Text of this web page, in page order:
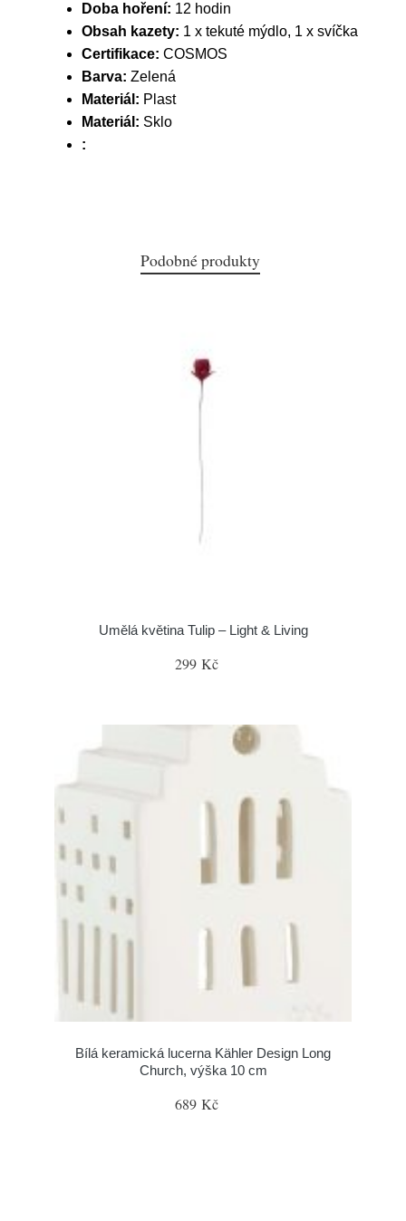
Doba hoření: 12 hodin
Obsah kazety: 1 x tekuté mýdlo, 1 x svíčka
Certifikace: COSMOS
Barva: Zelená
Materiál: Plast
Materiál: Sklo
:
Podobné produkty
Umělá květina Tulip – Light & Living
299 Kč
Bílá keramická lucerna Kähler Design Long
Church, výška 10 cm
689 Kč